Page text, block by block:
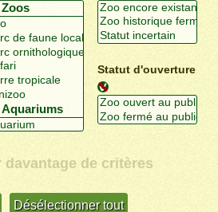
Statut d'ouverture
davantage de critères